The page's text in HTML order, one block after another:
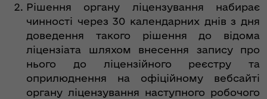
Рішення органу ліцензування набирає
чинності через 30 календарних днів з дня
доведення такого рішення до відома
ліцензіата шляхом внесення запису про
нього до ліцензійного реєстру та
оприлюднення на офіційному вебсайті
органу ліцензування наступного робочого